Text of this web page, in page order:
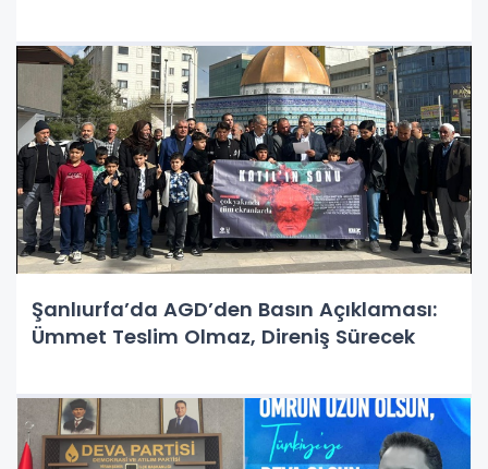
Şanlıurfa’da AGD’den Basın Açıklaması:
Ümmet Teslim Olmaz, Direniş Sürecek